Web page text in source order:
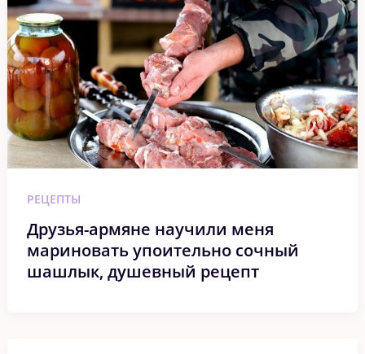
РЕЦЕПТЫ
Друзья-армяне научили меня
мариновать упоительно сочный
шашлык, душевный рецепт